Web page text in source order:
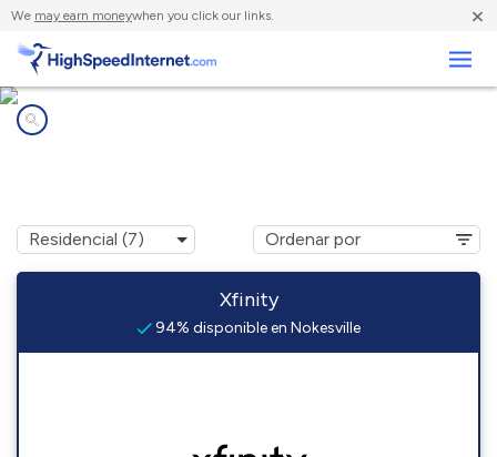
We may earn moneywhen you click our links. ×
Xfinity
94% disponible en Nokesville